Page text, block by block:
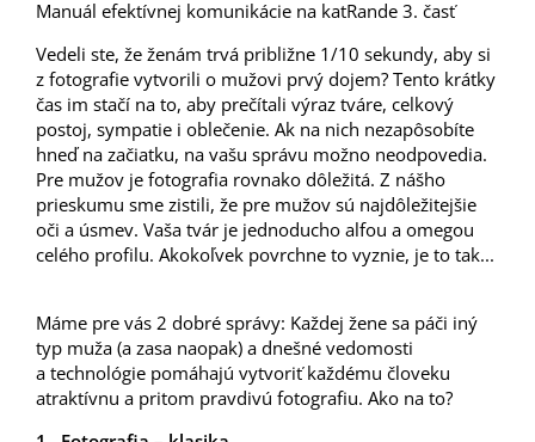
Manuál efektívnej komunikácie na katRande 3. časť
Vedeli ste, že ženám trvá približne 1/10 sekundy, aby si
z fotografie vytvorili o mužovi prvý dojem? Tento krátky
čas im stačí na to, aby prečítali výraz tváre, celkový
postoj, sympatie i oblečenie. Ak na nich nezapôsobíte
hneď na začiatku, na vašu správu možno neodpovedia.
Pre mužov je fotografia rovnako dôležitá. Z nášho
prieskumu sme zistili, že pre mužov sú najdôležitejšie
oči a úsmev. Vaša tvár je jednoducho alfou a omegou
celého profilu. Akokoľvek povrchne to vyznie, je to tak...
Máme pre vás 2 dobré správy: Každej žene sa páči iný
typ muža (a zasa naopak) a dnešné vedomosti
a technológie pomáhajú vytvoriť každému človeku
atraktívnu a pritom pravdivú fotografiu. Ako na to?